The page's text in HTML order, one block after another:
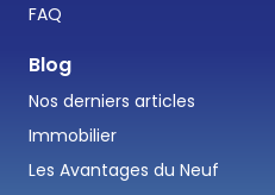
FAQ
Blog
Nos derniers articles
Immobilier
Les Avantages du Neuf